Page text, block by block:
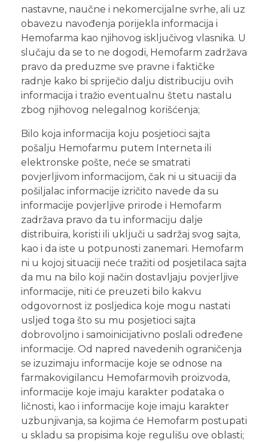
nastavne, naučne i nekomercijalne svrhe, ali uz
obavezu navođenja porijekla informacija i
Hemofarma kao njihovog isključivog vlasnika. U
slučaju da se to ne dogodi, Hemofarm zadržava
pravo da preduzme sve pravne i faktičke
radnje kako bi spriječio dalju distribuciju ovih
informacija i tražio eventualnu štetu nastalu
zbog njihovog nelegalnog korišćenja;
Bilo koja informacija koju posjetioci sajta
pošalju Hemofarmu putem Interneta ili
elektronske pošte, neće se smatrati
povjerljivom informacijom, čak ni u situaciji da
pošiljalac informacije izričito navede da su
informacije povjerljive prirode i Hemofarm
zadržava pravo da tu informaciju dalje
distribuira, koristi ili uključi u sadržaj svog sajta,
kao i da iste u potpunosti zanemari. Hemofarm
ni u kojoj situaciji neće tražiti od posjetilaca sajta
da mu na bilo koji način dostavljaju povjerljive
informacije, niti će preuzeti bilo kakvu
odgovornost iz posljedica koje mogu nastati
usljed toga što su mu posjetioci sajta
dobrovoljno i samoinicijativno poslali određene
informacije. Od napred navedenih ograničenja
se izuzimaju informacije koje se odnose na
farmakovigilancu Hemofarmovih proizvoda,
informacije koje imaju karakter podataka o
ličnosti, kao i informacije koje imaju karakter
uzbunjivanja, sa kojima će Hemofarm postupati
u skladu sa propisima koje regulišu ove oblasti;